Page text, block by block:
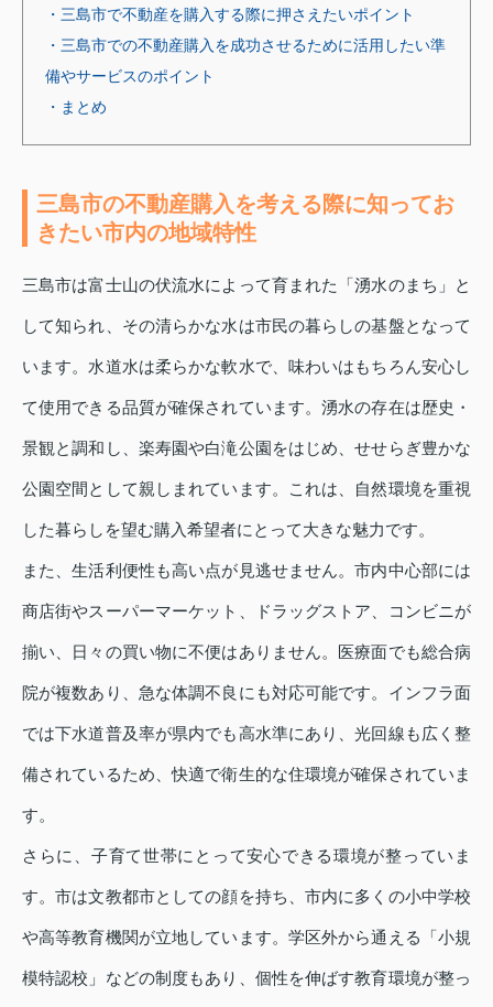
・三島市で不動産を購入する際に押さえたいポイント
・三島市での不動産購入を成功させるために活用したい準
備やサービスのポイント
・まとめ
三島市の不動産購入を考える際に知ってお
きたい市内の地域特性
三島市は富士山の伏流水によって育まれた「湧水のまち」と
して知られ、その清らかな水は市民の暮らしの基盤となって
います。水道水は柔らかな軟水で、味わいはもちろん安心し
て使用できる品質が確保されています。湧水の存在は歴史・
景観と調和し、楽寿園や白滝公園をはじめ、せせらぎ豊かな
公園空間として親しまれています。これは、自然環境を重視
した暮らしを望む購入希望者にとって大きな魅力です。
また、生活利便性も高い点が見逃せません。市内中心部には
商店街やスーパーマーケット、ドラッグストア、コンビニが
揃い、日々の買い物に不便はありません。医療面でも総合病
院が複数あり、急な体調不良にも対応可能です。インフラ面
では下水道普及率が県内でも高水準にあり、光回線も広く整
備されているため、快適で衛生的な住環境が確保されていま
す。
さらに、子育て世帯にとって安心できる環境が整っていま
す。市は文教都市としての顔を持ち、市内に多くの小中学校
や高等教育機関が立地しています。学区外から通える「小規
模特認校」などの制度もあり、個性を伸ばす教育環境が整っ